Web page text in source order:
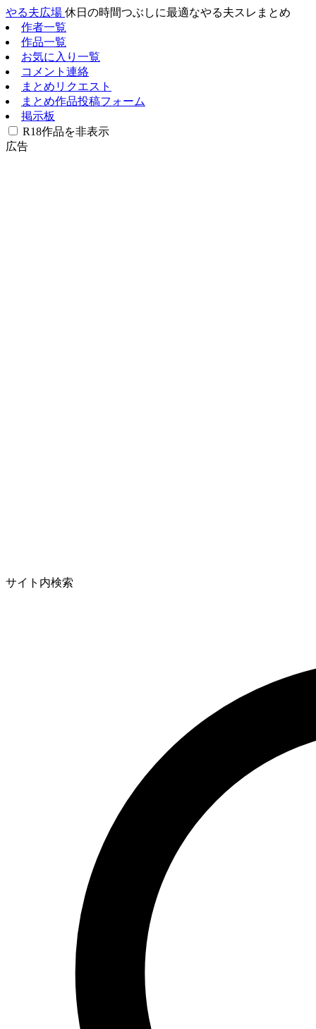
やる夫広場 休日の時間つぶしに最適なやる夫スレまとめ
作者一覧
作品一覧
お気に入り一覧
コメント連絡
まとめリクエスト
まとめ作品投稿フォーム
掲示板
R18作品を非表示
広告
サイト内検索